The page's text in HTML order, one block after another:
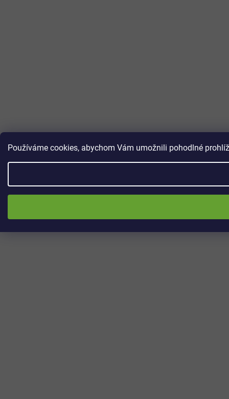
Používáme cookies, abychom Vám umožnili pohodlné